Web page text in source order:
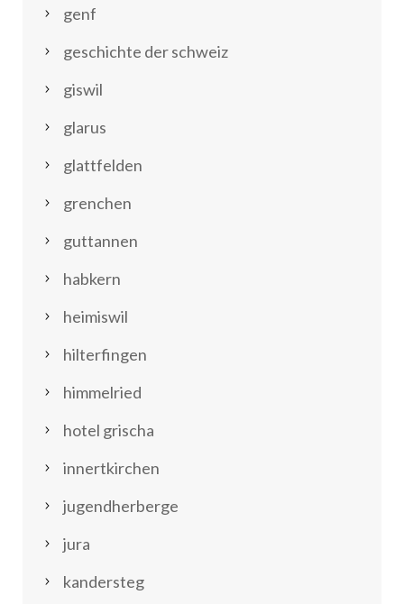
genf
geschichte der schweiz
giswil
glarus
glattfelden
grenchen
guttannen
habkern
heimiswil
hilterfingen
himmelried
hotel grischa
innertkirchen
jugendherberge
jura
kandersteg